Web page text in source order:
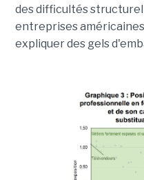
des difficultés
entreprises
expliquer des gels